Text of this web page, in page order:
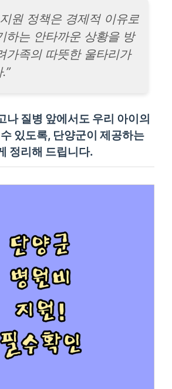
원 정책은 경제적 이유로
하는 안타까운 상황을 방
가족의 따뜻한 울타리가
나 질병 앞에서도 우리 아이의
있도록, 단양군이 제공하는
정리해 드립니다.